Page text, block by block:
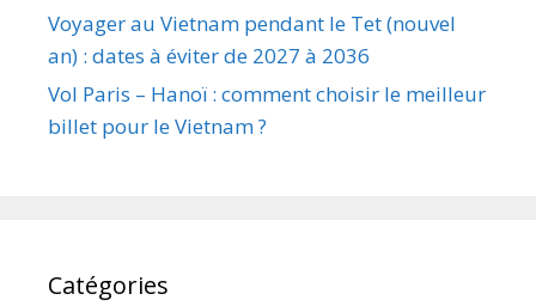
Voyager au Vietnam pendant le Tet (nouvel
an) : dates à éviter de 2027 à 2036
Vol Paris – Hanoï : comment choisir le meilleur
billet pour le Vietnam ?
Catégories